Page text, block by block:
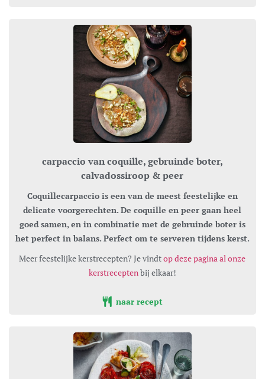
carpaccio van coquille, gebruinde boter,
calvadossiroop & peer
Coquillecarpaccio is een van de meest feestelijke en
delicate voorgerechten. De coquille en peer gaan heel
goed samen, en in combinatie met de gebruinde boter is
het perfect in balans. Perfect om te serveren tijdens kerst.
Meer feestelijke kerstrecepten? Je vindtop deze pagina al onze
kerstreceptenbij elkaar!
naar recept